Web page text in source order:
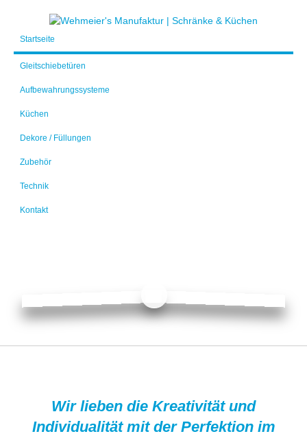
Startseite
Gleitschiebetüren
Aufbewahrungssysteme
Küchen
Dekore / Füllungen
Zubehör
Technik
Kontakt
Wir lieben die Kreativität und
Individualität mit der Perfektion im